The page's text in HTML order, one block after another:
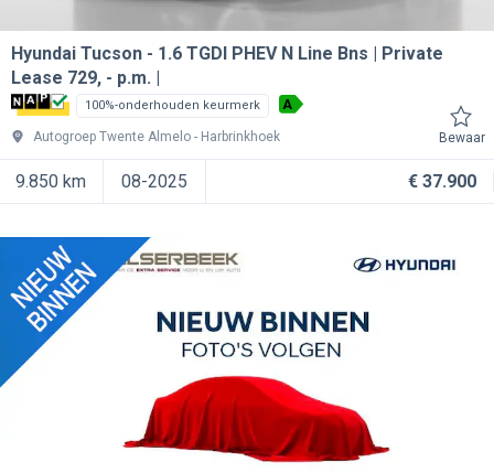
Hyundai Tucson
1.6 TGDI PHEV N Line Bns | Private
Lease 729, - p.m. |
100%-onderhouden keurmerk A
Autogroep Twente Almelo Harbrinkhoek Bewaar
9.850 km 08-2025 € 37.900